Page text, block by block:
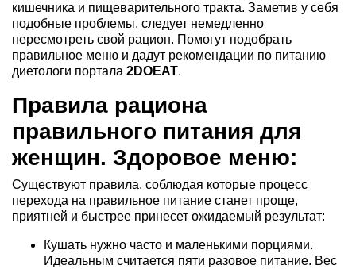
кишечника и пищеварительного тракта. Заметив у себя
подобные проблемы, следует немедленно
пересмотреть свой рацион. Помогут подобрать
правильное меню и дадут рекомендации по питанию
диетологи портала 2DOEAT.
Правила рациона
правильного питания для
женщин. Здоровое меню:
Существуют правила, соблюдая которые процесс
перехода на правильное питание станет проще,
приятней и быстрее принесет ожидаемый результат:
Кушать нужно часто и маленькими порциями.
Идеальным считается пяти разовое питание. Вес